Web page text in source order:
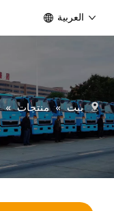
العربية
بيت » منتجات »